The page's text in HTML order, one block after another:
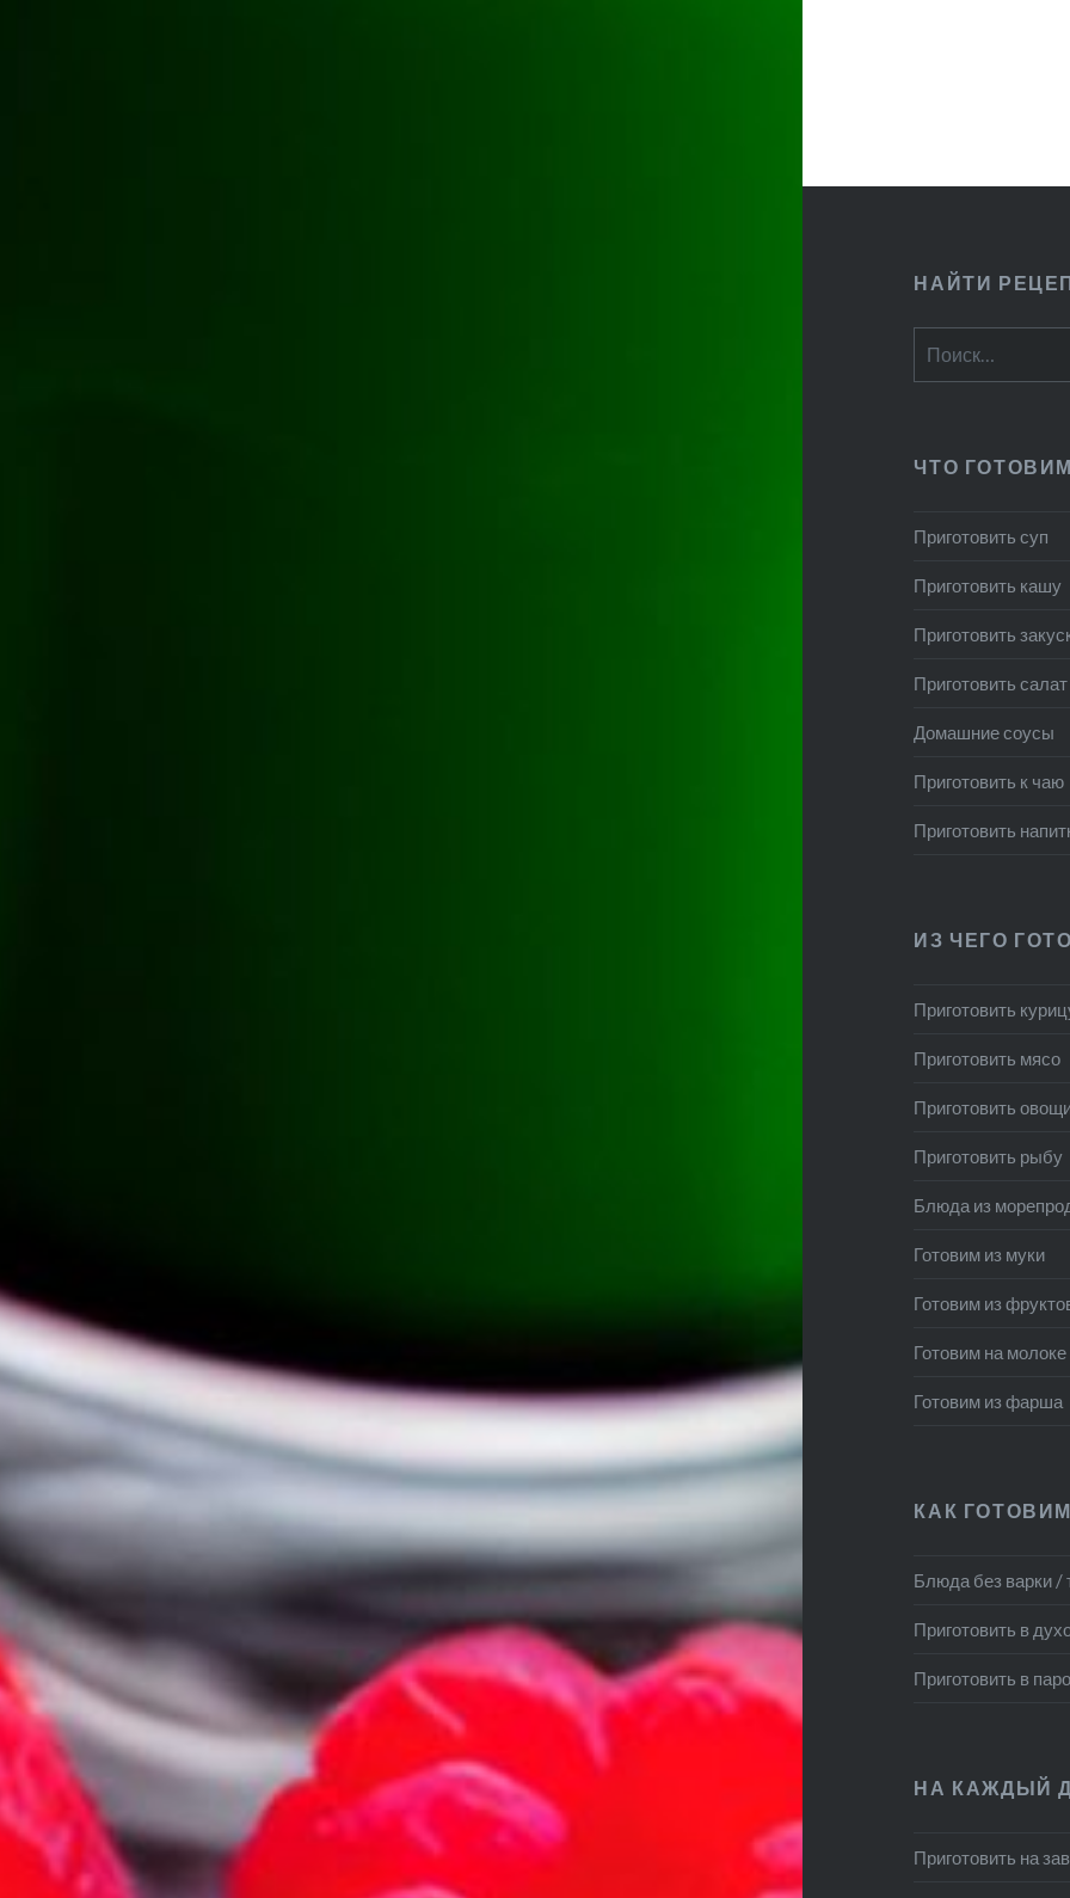
НАЙТИ
ЧТО
Приготовить суп
Приготовить кашу
Приготовить
Приготовить салат
Домашние соусы
Приготовить к чаю
Приготовить
ИЗ ЧЕГО
Приготовить
Приготовить мясо
Приготовить
Приготовить рыбу
Блюда из
Готовим из муки
Готовим из
Готовим на молоке
Готовим из фарша
КАК
Блюда без варки /
Приготовить в
Приготовить в
НА КАЖДЫЙ
Приготовить на